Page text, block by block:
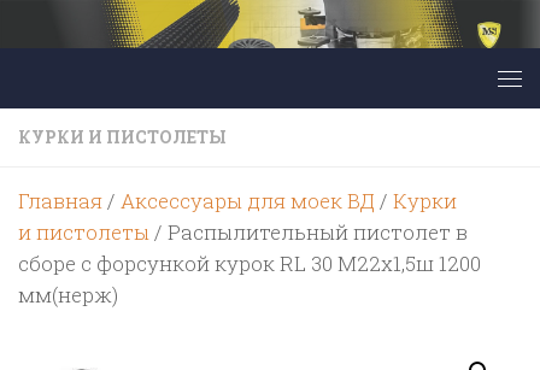
Перейти к содержимому
КУРКИ И ПИСТОЛЕТЫ
Главная/ Аксессуары для моек ВД / Курки
и пистолеты/ Распылительный пистолет в
сборе с форсункой курок RL 30 М22х1,5ш 1200
мм(нерж)